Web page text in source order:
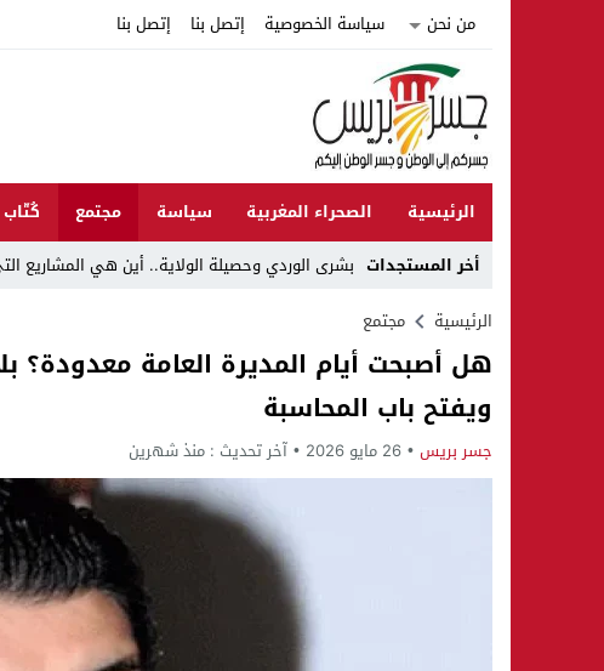
من نحن سياسة الخصوصية إتصل بنا إتصل بنا
الرئيسية الصحراء المغربية سياسة مجتمع كُتّاب
أخر المستجدات بشرى الوردي وحصيلة الولاية.. أين هي المشاريع
Previous
Next
الرئيسية مجتمع
هل أصبحت أيام المديرة العامة معدودة؟
ويفتح باب المحاسبة
جسر بريس 26 مايو 2026 آخر تحديث : منذ شهرين